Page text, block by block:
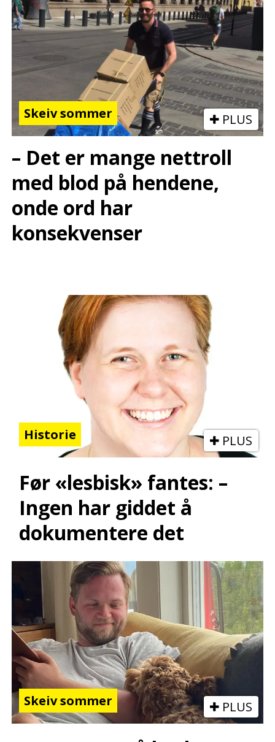
Skeiv sommer PLUS
– Det er mange nettroll
med blod på hendene,
onde ord har
konsekvenser
Historie PLUS
Før «lesbisk» fantes: –
Ingen har giddet å
dokumentere det
Skeiv sommer PLUS